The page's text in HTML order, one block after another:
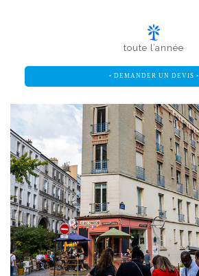
toute l’année
• DEMANDER UN DEVIS •